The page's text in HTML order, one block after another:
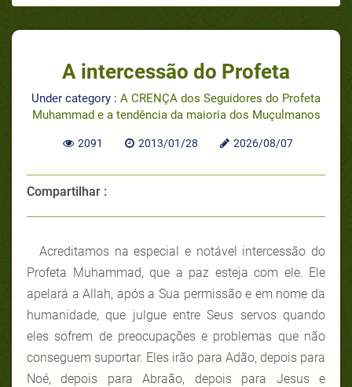
A intercessão do Profeta
Under category : A CRENÇA dos Seguidores do Profeta
Muhammad e a tendência da maioria dos Muçulmanos
2091 2013/01/28 2026/08/07
Compartilhar :
Acreditamos na especial e notável intercessão do
Profeta Muhammad, que a paz esteja com ele. Ele
apelará a Allah, após a Sua permissão e em nome da
humanidade, que julgue entre Seus servos quando
eles sofrem de preocupações e problemas que não
conseguem suportar. Eles irão para Adão, depois para
Noé, depois para Abraão, depois para Jesus e